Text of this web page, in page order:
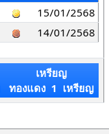
15/01/2568
14/01/2568
เหรียญ
ทองแดง 1 เหรียญ